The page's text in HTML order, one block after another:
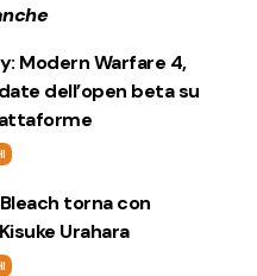
Modern Warfare 4,
dell’open beta su
torna con
Urahara